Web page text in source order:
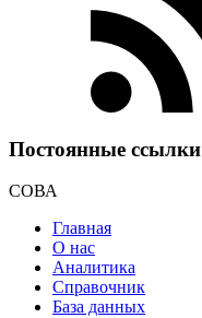
Постоянные ссылки
СОВА
Главная
О нас
Аналитика
Справочник
База данных